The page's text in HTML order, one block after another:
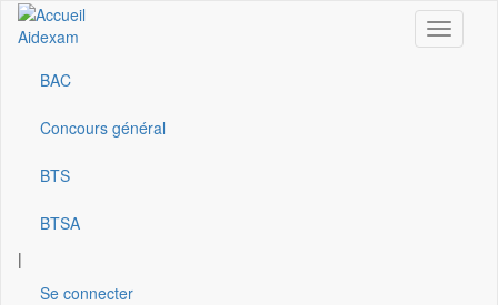
Aller
principal
Toggle
Aidexam
Navigation
principale
BAC
Concours général
BTS
BTSA
|
Se connecter